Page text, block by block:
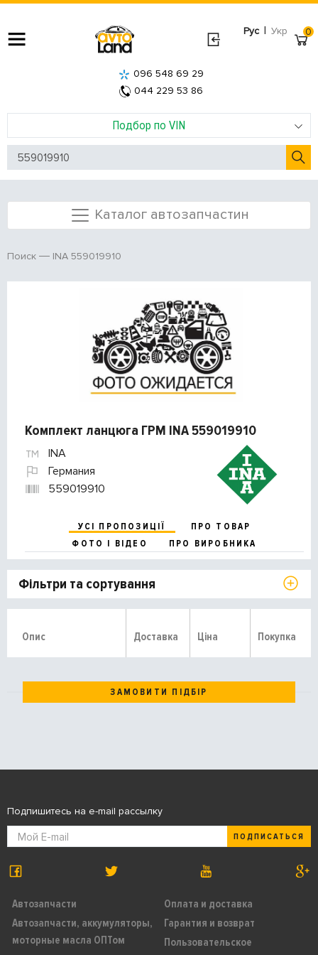
Рус | Укр
Подбор по VIN
096 548 69 29
044 229 53 86
0
Каталог автозапчастин
Поиск INA 559019910
Комплект ланцюга ГРМ INA 559019910
INA
Германия
559019910
УСІ ПРОПОЗИЦІЇ
ПРО ТОВАР
ФОТО І ВІДЕО
ПРО ВИРОБНИКА
Фільтри та сортування
Опис Доставка Ціна Покупка
ЗАМОВИТИ ПІДБІР
Автозапчасти
Автозапчасти, аккумуляторы,
моторные масла ОПТом
Оплата и доставка
Гарантия и возврат
Пользовательское
Подпишитесь на e-mail рассылку
ПОДПИСАТЬСЯ